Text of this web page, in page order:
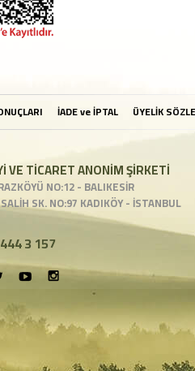
İADE ve İPTAL ÜYELİK
VE TİCARET ANONİM ŞİRKETİ
NO:12 - BALIKESİR
SK. NO:97 KADIKÖY - İSTANBUL
444 3 157